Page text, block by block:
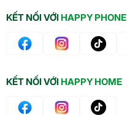
KẾT NỐI VỚIHAPPY PHONE
KẾT NỐI VỚIHAPPY HOME